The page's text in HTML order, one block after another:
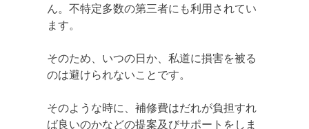
ん。不特定多数の第三者にも利用されてい
ます。
そのため、いつの日か、私道に損害を被る
のは避けられないことです。
そのような時に、補修費はだれが負担すれ
ば良いのかなどの提案及びサポートをしま